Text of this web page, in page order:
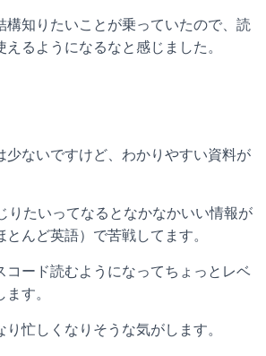
構知りたいことが乗っていたので、読
るようになるなと感じました。
少ないですけど、わかりやすい資料が
りたいってなるとなかなかいい情報が
んど英語）で苦戦してます。
コード読むようになってちょっとレベ
す。
忙しくなりそうな気がします。